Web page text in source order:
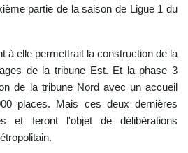
partie de la saison de Ligue 1 du
à elle permettrait la construction de la
de la tribune Est. Et la phase 3
de la tribune Nord avec un accueil
places. Mais ces deux dernières
et feront l'objet de délibérations